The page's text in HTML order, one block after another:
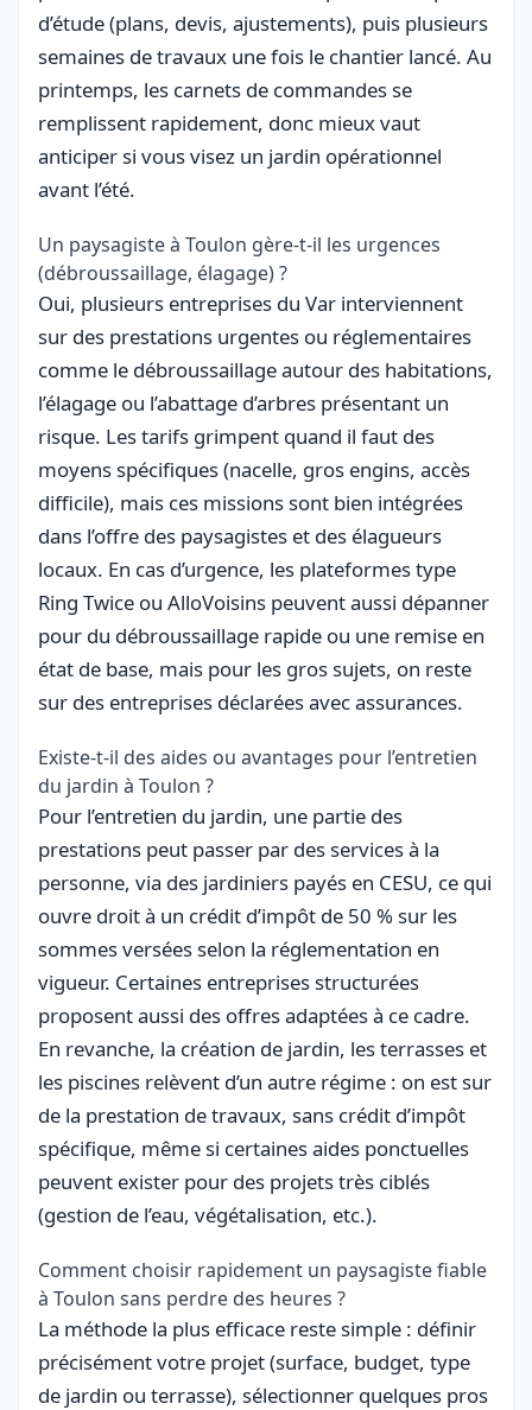
d’étude (plans, devis, ajustements), puis plusieurs
semaines de travaux une fois le chantier lancé. Au
printemps, les carnets de commandes se
remplissent rapidement, donc mieux vaut
anticiper si vous visez un jardin opérationnel
avant l’été.
Un paysagiste à Toulon gère-t-il les urgences
(débroussaillage, élagage) ?
Oui, plusieurs entreprises du Var interviennent
sur des prestations urgentes ou réglementaires
comme le débroussaillage autour des habitations,
l’élagage ou l’abattage d’arbres présentant un
risque. Les tarifs grimpent quand il faut des
moyens spécifiques (nacelle, gros engins, accès
difficile), mais ces missions sont bien intégrées
dans l’offre des paysagistes et des élagueurs
locaux. En cas d’urgence, les plateformes type
Ring Twice ou AlloVoisins peuvent aussi dépanner
pour du débroussaillage rapide ou une remise en
état de base, mais pour les gros sujets, on reste
sur des entreprises déclarées avec assurances.
Existe-t-il des aides ou avantages pour l’entretien
du jardin à Toulon ?
Pour l’entretien du jardin, une partie des
prestations peut passer par des services à la
personne, via des jardiniers payés en CESU, ce qui
ouvre droit à un crédit d’impôt de 50 % sur les
sommes versées selon la réglementation en
vigueur. Certaines entreprises structurées
proposent aussi des offres adaptées à ce cadre.
En revanche, la création de jardin, les terrasses et
les piscines relèvent d’un autre régime : on est sur
de la prestation de travaux, sans crédit d’impôt
spécifique, même si certaines aides ponctuelles
peuvent exister pour des projets très ciblés
(gestion de l’eau, végétalisation, etc.).
Comment choisir rapidement un paysagiste fiable
à Toulon sans perdre des heures ?
La méthode la plus efficace reste simple : définir
précisément votre projet (surface, budget, type
de jardin ou terrasse), sélectionner quelques pros